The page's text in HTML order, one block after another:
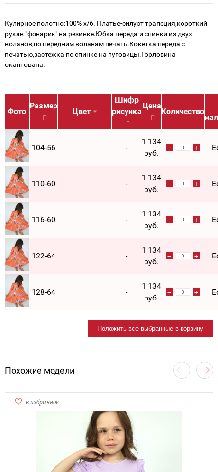
Кулирное полотно:100% х/б. Платье-силуэт трапеция,короткий
рукав "фонарик" на резинке.Юбка переда и спинки из двух
воланов,по передним воланам печать.Кокетка переда с
печатью,застежка по спинке на пуговицы.Горловина
окантована.
Фото
Размер
Цвет
Шифр
рисунка
Цена
Количество
104-56 -
1 134
руб.
110-60 -
1 134
руб.
116-60 -
1 134
руб.
122-64 -
1 134
руб.
128-64 -
1 134
руб.
Положить все выбранные в корзину
Похожие модели
в избранное